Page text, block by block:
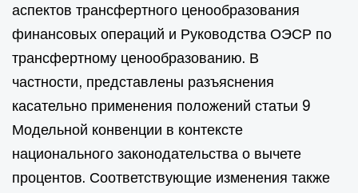
аспектов трансфертного ценообразования
финансовых операций и Руководства ОЭСР по
трансфертному ценообразованию. В
частности, представлены разъяснения
касательно применения положений статьи 9
Модельной конвенции в контексте
национального законодательства о вычете
процентов. Соответствующие изменения также